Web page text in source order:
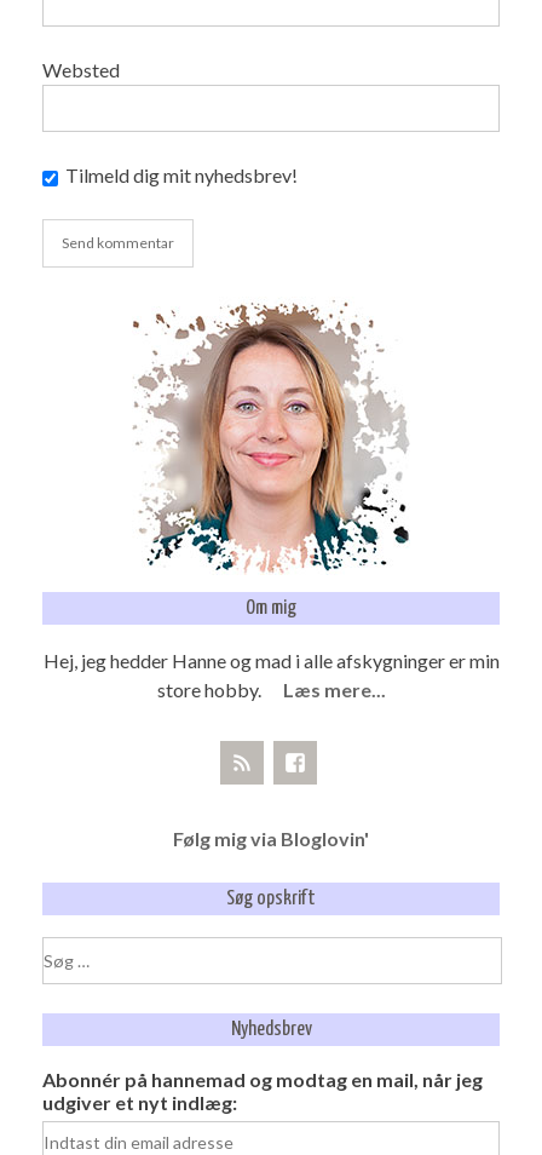
Websted
Tilmeld dig mit nyhedsbrev!
Om mig
Hej, jeg hedder Hanne og mad i alle afskygninger er min
store hobby. Læs mere...
Følg mig via Bloglovin'
Søg opskrift
Søg
efter:
Nyhedsbrev
Abonnér på hannemad og modtag en mail, når jeg
udgiver et nyt indlæg: